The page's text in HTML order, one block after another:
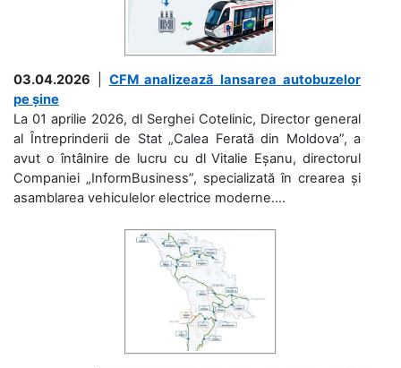
03.04.2026
CFM analizează lansarea autobuzelor
pe șine
La 01 aprilie 2026, dl Serghei Cotelinic, Director general
al Întreprinderii de Stat „Calea Ferată din Moldova”, a
avut o întâlnire de lucru cu dl Vitalie Eșanu, directorul
Companiei „InformBusiness”, specializată în crearea și
asamblarea vehiculelor electrice moderne....